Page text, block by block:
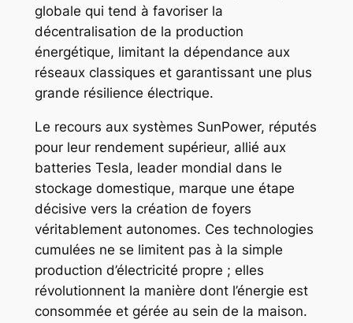
globale qui tend à favoriser la
décentralisation de la production
énergétique, limitant la dépendance aux
réseaux classiques et garantissant une plus
grande résilience électrique.
Le recours aux systèmes SunPower, réputés
pour leur rendement supérieur, allié aux
batteries Tesla, leader mondial dans le
stockage domestique, marque une étape
décisive vers la création de foyers
véritablement autonomes. Ces technologies
cumulées ne se limitent pas à la simple
production d’électricité propre ; elles
révolutionnent la manière dont l’énergie est
consommée et gérée au sein de la maison.